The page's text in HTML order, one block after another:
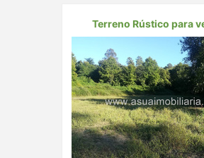
Terreno Rústico para